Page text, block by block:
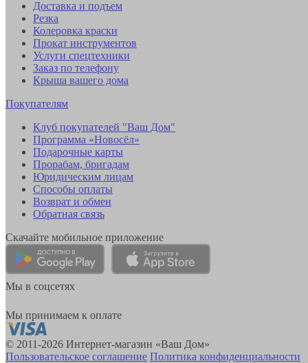
Доставка и подъем
Резка
Колеровка краски
Прокат инструментов
Услуги спецтехники
Заказ по телефону
Крыша вашего дома
Покупателям
Клуб покупателей "Ваш Дом"
Программа «Новосёл»
Подарочные карты
Прорабам, бригадам
Юридическим лицам
Способы оплаты
Возврат и обмен
Обратная связь
Скачайте мобильное приложение
Мы в соцсетях
Мы принимаем к оплате
© 2011-2026 Интернет-магазин «Ваш Дом»
Пользовательское соглашение Политика конфиденциальности